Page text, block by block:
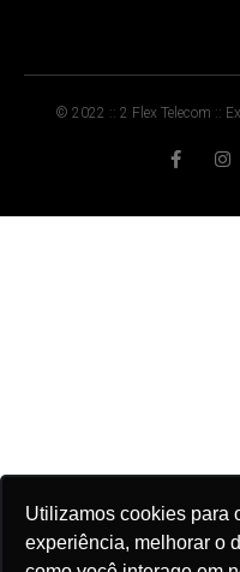
Utilizamos cookies para
experiência, melhorar o
© 2022 :: 2 Flex Telecom ::